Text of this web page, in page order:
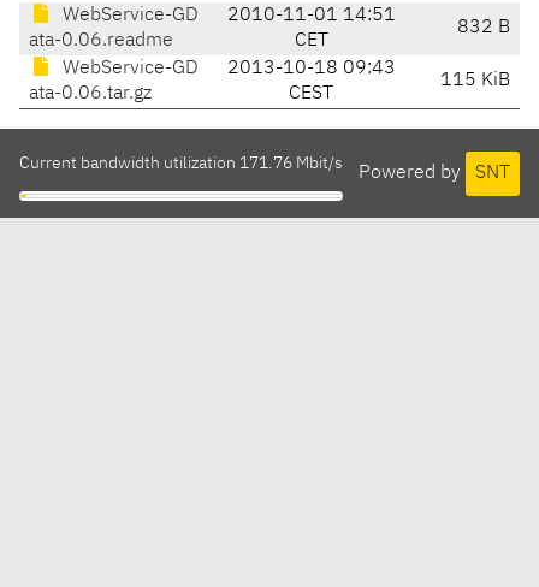
WebService-GD
ata-0.06.readme
2010-11-01 14:51
CET
832 B
WebService-GD
ata-0.06.tar.gz
2013-10-18 09:43
CEST
115 KiB
Powered by SNT
Current bandwidth utilization 171.76 Mbit/s